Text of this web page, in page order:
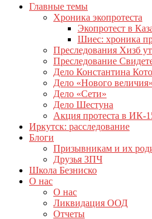
Главные темы
Хроника экопротеста
Экопротест в
Шиес: хроника
Преследования Хизб
Преследование
Дело Константина
Дело «Нового величия»
Дело «Сети»
Дело Шестуна
Акция протеста в ИК-
Иркутск: расследование
Блоги
Призывникам и их
Друзья ЗПЧ
Школа Безниско
О нас
О нас
Ликвидация ООД
Отчеты